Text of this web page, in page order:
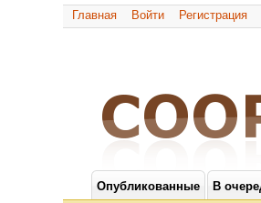
Главная Войти Регистрация
Опубликованные В